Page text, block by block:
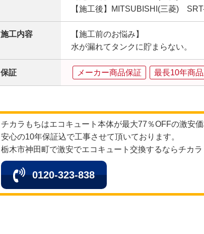
【施工後】MITSUBISHI(三菱)
施工内容
【施工前のお悩み】
水が漏れてタンクに貯まらない。
保証 メーカー商品保証 最長10年商
チカラもちはエコキュート本体が最大77％OFFの激安
安心の10年保証込で工事させて頂いております。
栃木市神田町で激安でエコキュート交換するならチカ
0120-323-838